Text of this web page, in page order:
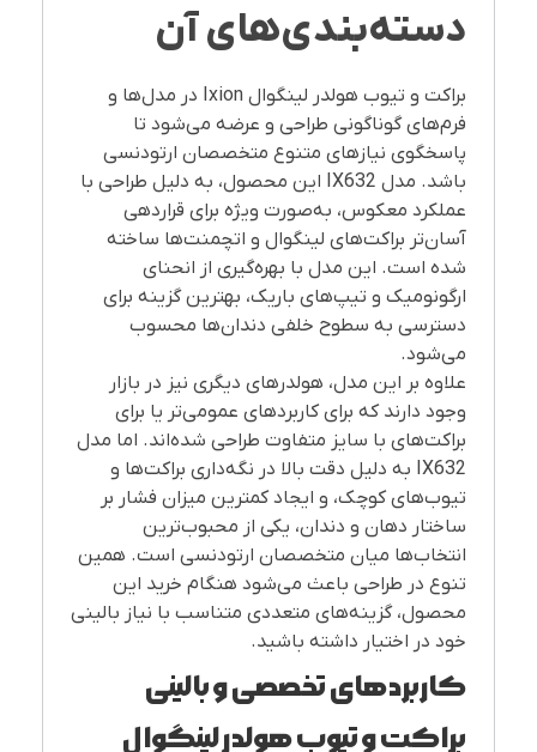
دسته‌بندی‌های آن
براکت و تیوب هولدر لینگوال Ixion در مدل‌ها و
فرم‌های گوناگونی طراحی و عرضه می‌شود تا
پاسخگوی نیازهای متنوع متخصصان ارتودنسی
باشد. مدل IX632 این محصول، به دلیل طراحی با
عملکرد معکوس، به‌صورت ویژه برای قراردهی
آسان‌تر براکت‌های لینگوال و اتچمنت‌ها ساخته
شده است. این مدل با بهره‌گیری از انحنای
ارگونومیک و تیپ‌های باریک، بهترین گزینه برای
دسترسی به سطوح خلفی دندان‌ها محسوب
می‌شود.
علاوه بر این مدل، هولدرهای دیگری نیز در بازار
وجود دارند که برای کاربردهای عمومی‌تر یا برای
براکت‌های با سایز متفاوت طراحی شده‌اند. اما مدل
IX632 به دلیل دقت بالا در نگه‌داری براکت‌ها و
تیوب‌های کوچک، و ایجاد کمترین میزان فشار بر
ساختار دهان و دندان، یکی از محبوب‌ترین
انتخاب‌ها میان متخصصان ارتودنسی است. همین
تنوع در طراحی باعث می‌شود هنگام خرید این
محصول، گزینه‌های متعددی متناسب با نیاز بالینی
خود در اختیار داشته باشید.
کاربردهای تخصصی و بالینی
براکت و تیوب هولدر لینگوال